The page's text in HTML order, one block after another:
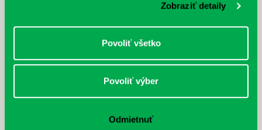
Zobraziť detaily
Povoliť všetko
Povoliť výber
Odmietnuť
Rudź, Przemyslaw: Atlas hviezd:
Hardy, Paula: Japonsko na tanieri:
kompletný sprievodca
japonskou kuchyňou a etiketou